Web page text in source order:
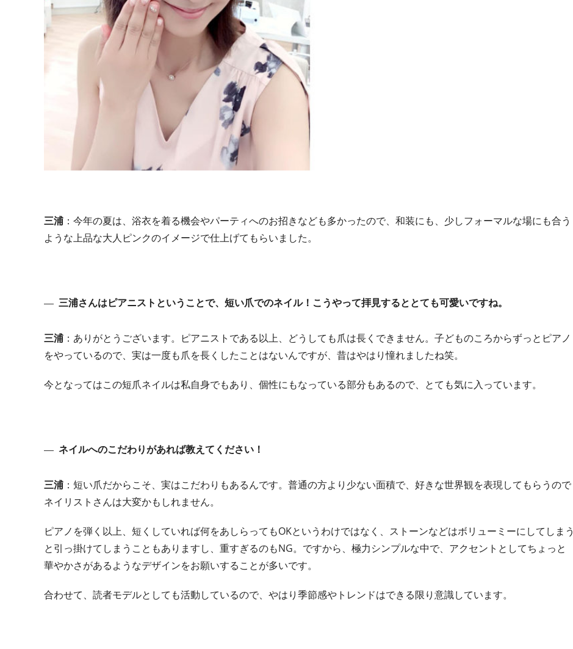
三浦 ：今年の夏は、浴衣を着る機会やパーティへのお招きなども多かったので、和装にも、少しフォーマルな場にも合う
ような上品な大人ピンクのイメージで仕上げてもらいました。
三浦さんはピアニストということで、短い爪でのネイル！こうやって拝見するととても可愛いですね。
三浦 ：ありがとうございます。ピアニストである以上、どうしても爪は長くできません。子どものころからずっとピアノ
をやっているので、実は一度も爪を長くしたことはないんですが、昔はやはり憧れましたね笑。
今となってはこの短爪ネイルは私自身でもあり、個性にもなっている部分もあるので、とても気に入っています。
ネイルへのこだわりがあれば教えてください！
三浦 ：短い爪だからこそ、実はこだわりもあるんです。普通の方より少ない面積で、好きな世界観を表現してもらうので
ネイリストさんは大変かもしれません。
ピアノを弾く以上、短くしていれば何をあしらってもOKというわけではなく、ストーンなどはボリューミーにしてしまう
と引っ掛けてしまうこともありますし、重すぎるのもNG。ですから、極力シンプルな中で、アクセントとしてちょっと
華やかさがあるようなデザインをお願いすることが多いです。
合わせて、読者モデルとしても活動しているので、やはり季節感やトレンドはできる限り意識しています。